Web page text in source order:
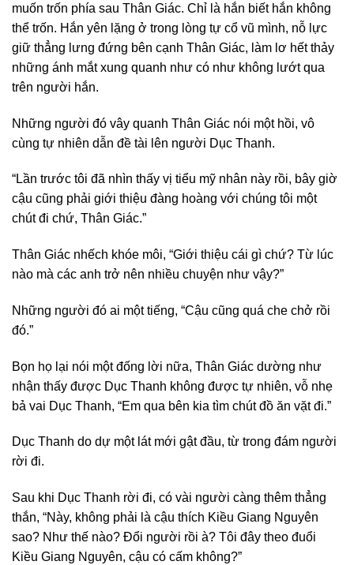
muốn trốn phía sau Thân Giác. Chỉ là hắn biết hắn không
thể trốn. Hắn yên lặng ở trong lòng tự cổ vũ mình, nỗ lực
giữ thẳng lưng đứng bên cạnh Thân Giác, làm lơ hết thảy
những ánh mắt xung quanh như có như không lướt qua
trên người hắn.
Những người đó vây quanh Thân Giác nói một hồi, vô
cùng tự nhiên dẫn đề tài lên người Dục Thanh.
“Lần trước tôi đã nhìn thấy vị tiểu mỹ nhân này rồi, bây giờ
cậu cũng phải giới thiệu đàng hoàng với chúng tôi một
chút đi chứ, Thân Giác.”
Thân Giác nhếch khóe môi, “Giới thiệu cái gì chứ? Từ lúc
nào mà các anh trở nên nhiều chuyện như vậy?”
Những người đó ai một tiếng, “Cậu cũng quá che chở rồi
đó.”
Bọn họ lại nói một đống lời nữa, Thân Giác dường như
nhận thấy được Dục Thanh không được tự nhiên, vỗ nhẹ
bả vai Dục Thanh, “Em qua bên kia tìm chút đồ ăn vặt đi.”
Dục Thanh do dự một lát mới gật đầu, từ trong đám người
rời đi.
Sau khi Dục Thanh rời đi, có vài người càng thêm thẳng
thắn, “Này, không phải là cậu thích Kiều Giang Nguyên
sao? Như thế nào? Đổi người rồi à? Tôi đây theo đuổi
Kiều Giang Nguyên, cậu có cấm không?”